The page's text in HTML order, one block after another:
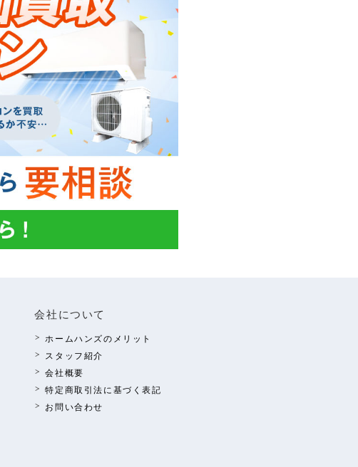
会社について
ホームハンズのメリット
スタッフ紹介
会社概要
特定商取引法に基づく表記
お問い合わせ